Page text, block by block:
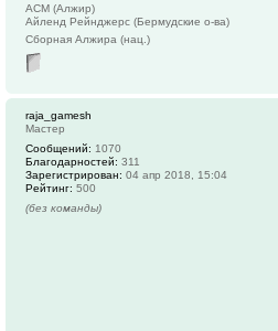
АСМ (Алжир)
Айленд Рейнджерс (Бермудские о-ва)
Сборная Алжира (нац.)
raja_gamesh
Мастер
Сообщений: 1070
Благодарностей: 311
Зарегистрирован: 04 апр 2018, 15:04
Рейтинг: 500
(без команды)